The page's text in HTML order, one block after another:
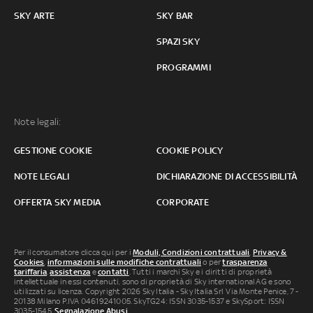
SKY ARTE SKY BAR
SPAZI SKY
PROGRAMMI
Note legali:
GESTIONE COOKIE COOKIE POLICY
NOTE LEGALI DICHIARAZIONE DI ACCESSIBILITÀ
OFFERTA SKY MEDIA CORPORATE
Per il consumatore clicca qui per iModuli, Condizioni contrattuali Privacy &
Cookies informazioni sulle modifiche contrattuali o pertrasparenza
tariffaria ,assistenza econtatti . Tutti i marchi Sky e i diritti di proprietà
intellettuale in essi contenuti, sono di proprietà di Sky international AG e sono
utilizzati su licenza. Copyright 2026 Sky Italia - Sky Italia Srl Via Monte Penice, 7 -
20138 Milano P.IVA 04619241005. SkyTG24: ISSN 3035-1537 e SkySport: ISSN
3035-1545.Segnalazione Abusi